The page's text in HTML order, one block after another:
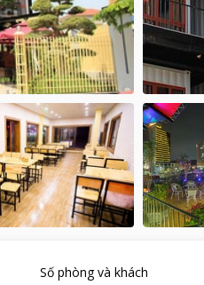
Số phòng và khách